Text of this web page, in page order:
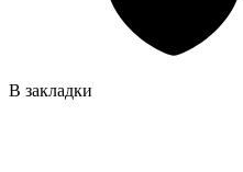
В закладки